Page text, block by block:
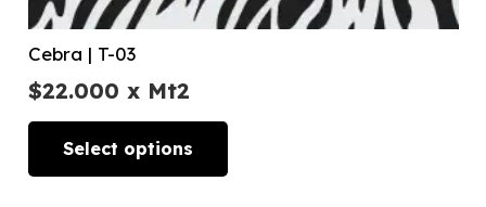
Cebra | T-03
$22.000 x Mt2
Select options